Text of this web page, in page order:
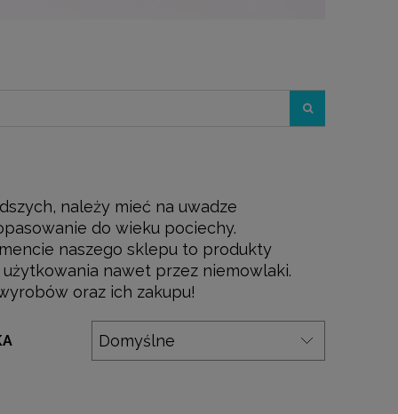
należy mieć na uwadze
do wieku pociechy.
naszego sklepu to produkty
nawet przez niemowlaki.
oraz ich zakupu!